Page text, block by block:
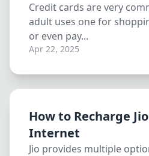
Credit cards are very
adult uses one for
or even pay...
Apr 22, 2025
How to Recharge
Internet
Jio provides multiple